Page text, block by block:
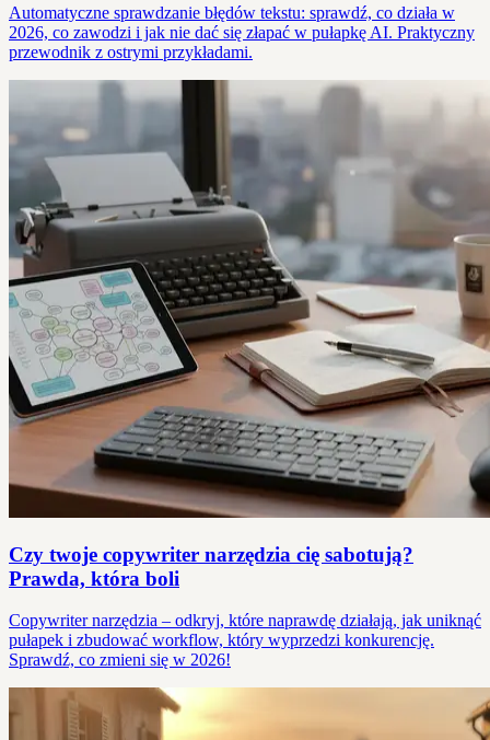
Automatyczne sprawdzanie błędów tekstu: sprawdź, co działa w
2026, co zawodzi i jak nie dać się złapać w pułapkę AI. Praktyczny
przewodnik z ostrymi przykładami.
Czy twoje copywriter narzędzia cię sabotują?
Prawda, która boli
Copywriter narzędzia – odkryj, które naprawdę działają, jak uniknąć
pułapek i zbudować workflow, który wyprzedzi konkurencję.
Sprawdź, co zmieni się w 2026!